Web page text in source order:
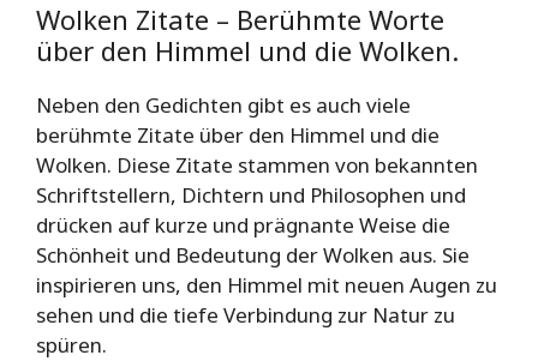
Wolken Zitate – Berühmte Worte
über den Himmel und die Wolken.
Neben den Gedichten gibt es auch viele
berühmte Zitate über den Himmel und die
Wolken. Diese Zitate stammen von bekannten
Schriftstellern, Dichtern und Philosophen und
drücken auf kurze und prägnante Weise die
Schönheit und Bedeutung der Wolken aus. Sie
inspirieren uns, den Himmel mit neuen Augen zu
sehen und die tiefe Verbindung zur Natur zu
spüren.